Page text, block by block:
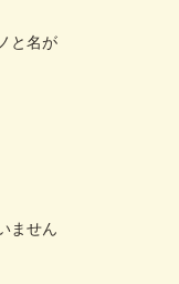
と名が
ません